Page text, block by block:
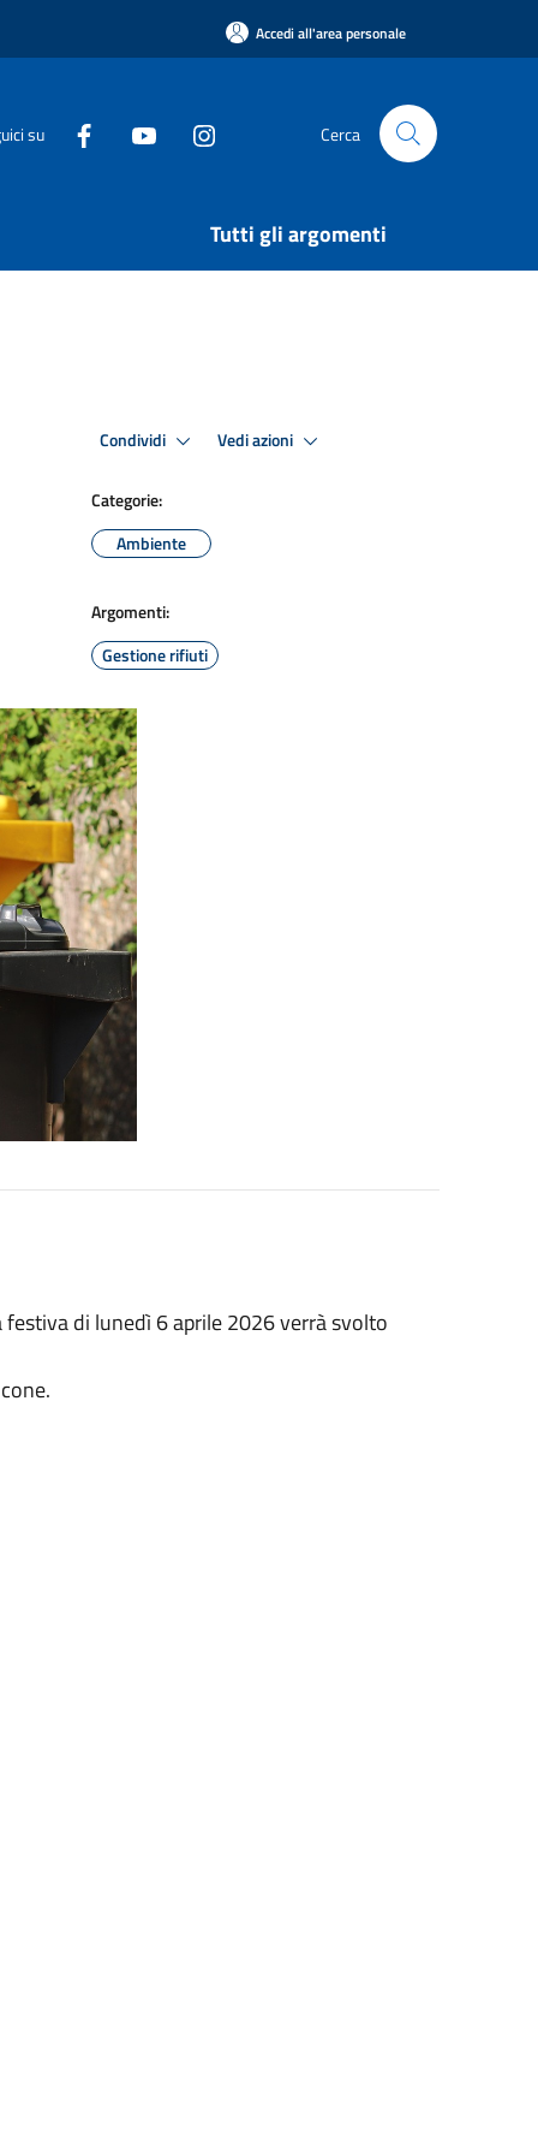
Accedi all'area personale
su Cerca
Tutti gli argomenti
Condividi Vedi azioni
Categorie:
Ambiente
Argomenti:
Gestione rifiuti
di lunedì 6 aprile 2026 verrà svolto